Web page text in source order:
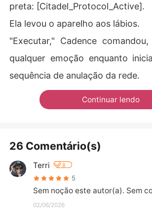
preta: [Citadel_Protocol_Active].
Ela levou o aparelho aos lábios.
"Executar," Cadence
qualquer emoção enquanto
sequência de anulação da rede.
Continuar lendo
26 Comentário(s)
Terri 8
5
Sem noção este autor(a). Sem
02/06/2026